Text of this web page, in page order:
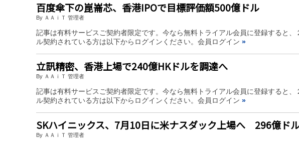
百度傘下の崑崙芯、香港IPOで目標評価額500億ドル
By ＡＡｉＴ 管理者
記事は有料サービスご契約者限定です。今なら無料トライアル会員に登録すると
ル契約されている方は以下からログインください。会員ログイン »
立訊精密、香港上場で240億HKドルを調達へ
By ＡＡｉＴ 管理者
記事は有料サービスご契約者限定です。今なら無料トライアル会員に登録すると
ル契約されている方は以下からログインください。会員ログイン »
SKハイニックス、7月10日に米ナスダック上場へ 296億ド
By ＡＡｉＴ 管理者